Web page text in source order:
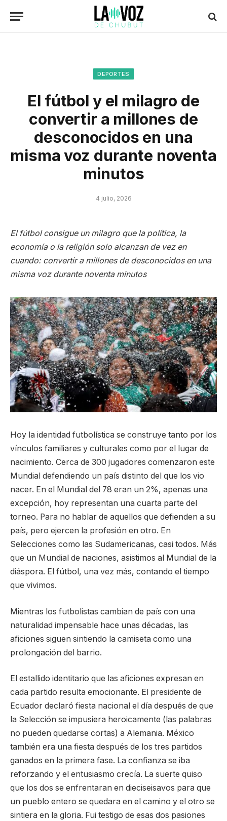
DEPORTES
El fútbol y el milagro de
convertir a millones de
desconocidos en una
misma voz durante noventa
minutos
4 julio, 2026
El fútbol consigue un milagro que la política, la
economía o la religión solo alcanzan de vez en
cuando: convertir a millones de desconocidos en una
misma voz durante noventa minutos
Hoy la identidad futbolística se construye tanto por los
vínculos familiares y culturales como por el lugar de
nacimiento. Cerca de 300 jugadores comenzaron este
Mundial defendiendo un país distinto del que los vio
nacer. En el Mundial del 78 eran un 2%, apenas una
excepción, hoy representan una cuarta parte del
torneo. Para no hablar de aquellos que defienden a su
país, pero ejercen la profesión en otro. En
Selecciones como las Sudamericanas, casi todos. Más
que un Mundial de naciones, asistimos al Mundial de la
diáspora. El fútbol, una vez más, contando el tiempo
que vivimos.
Mientras los futbolistas cambian de país con una
naturalidad impensable hace unas décadas, las
aficiones siguen sintiendo la camiseta como una
prolongación del barrio.
El estallido identitario que las aficiones expresan en
cada partido resulta emocionante. El presidente de
Ecuador declaró fiesta nacional el día después de que
la Selección se impusiera heroicamente (las palabras
no pueden quedarse cortas) a Alemania. México
también era una fiesta después de los tres partidos
ganados en la primera fase. La confianza se iba
reforzando y el entusiasmo crecía. La suerte quiso
que los dos se enfrentaran en dieciseisavos para que
un pueblo entero se quedara en el camino y el otro se
sintiera en la gloria. Fui testigo de esas dos pasiones